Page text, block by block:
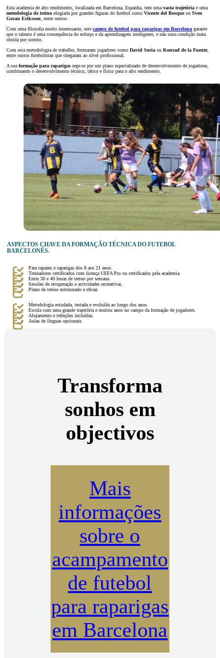
Esta academia de alto rendimento, localizada em Barcelona, Espanha, tem uma vasta trajetória e uma
metodologia de treino elogiada por grandes figuras do futebol como Vicente del Bosqueou Sven
Goran Eriksson , entre outros.
Com uma filosofia muito interessante, este campo de futebol para raparigas em Barcelona garante
que o talento é uma consequência do esforço e da aprendizagem inteligente, e não uma condição inata
obtida por sorteio.
Com esta metodologia de trabalho, formaram jogadores como David Soria ou Konrad de la Fuente,
entre outros futebolistas que chegaram ao nível profissional.
A sua formação para raparigas rege-se por um plano especializado de desenvolvimento de jogadoras,
combinando o desenvolvimento técnico, tático e físico para o alto rendimento.
ASPECTOS CHAVE DA FORMAÇÃO TÉCNICA DO FUTEBOL
BARCELONÊS.
Para rapazes e raparigas dos 8 aos 21 anos.
Treinadores certificados com licença UEFA Pro ou certificados pela academia.
Entre 30 e 40 horas de treino por semana.
Sessões de recuperação e actividades recreativas.
Plano de treino estruturado e eficaz.
Metodologia estudada, testada e evoluída ao longo dos anos.
Escola com uma grande trajetória e muitos anos no campo da formação de jogadores.
Alojamento e refeições incluídas.
Aulas de línguas opcionais.
Transforma
sonhos em
objectivos
Mais
informações
sobre o
acampamento
de futebol
para raparigas
em Barcelona